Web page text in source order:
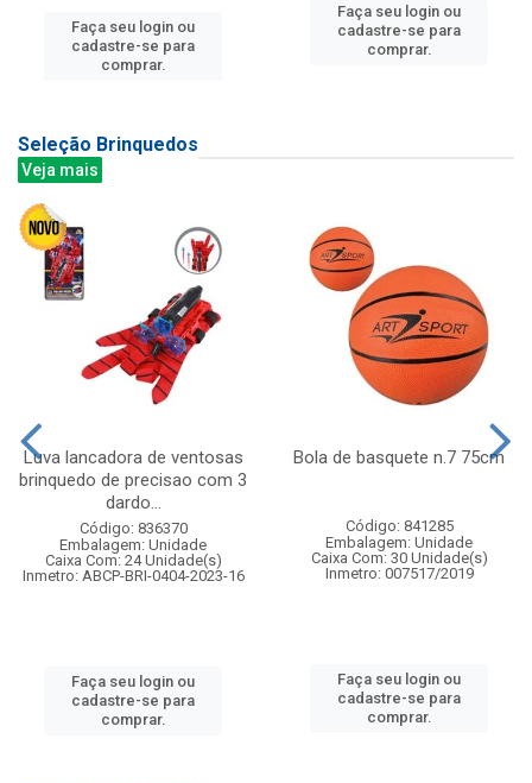
Faça seu login ou
cadastre-se para
comprar.
Faça seu login ou
cadastre-se para
comprar.
Seleção Brinquedos
Veja mais
Luva lancadora de ventosas
brinquedo de precisao com 3
dardo...
Código: 836370
Embalagem: Unidade
Caixa Com: 24 Unidade(s)
Inmetro: ABCP-BRI-0404-2023-16
Faça seu login ou
cadastre-se para
comprar.
Bola de basquete n.7 75cm
Código: 841285
Embalagem: Unidade
Caixa Com: 30 Unidade(s)
Inmetro: 007517/2019
Faça seu login ou
cadastre-se para
comprar.